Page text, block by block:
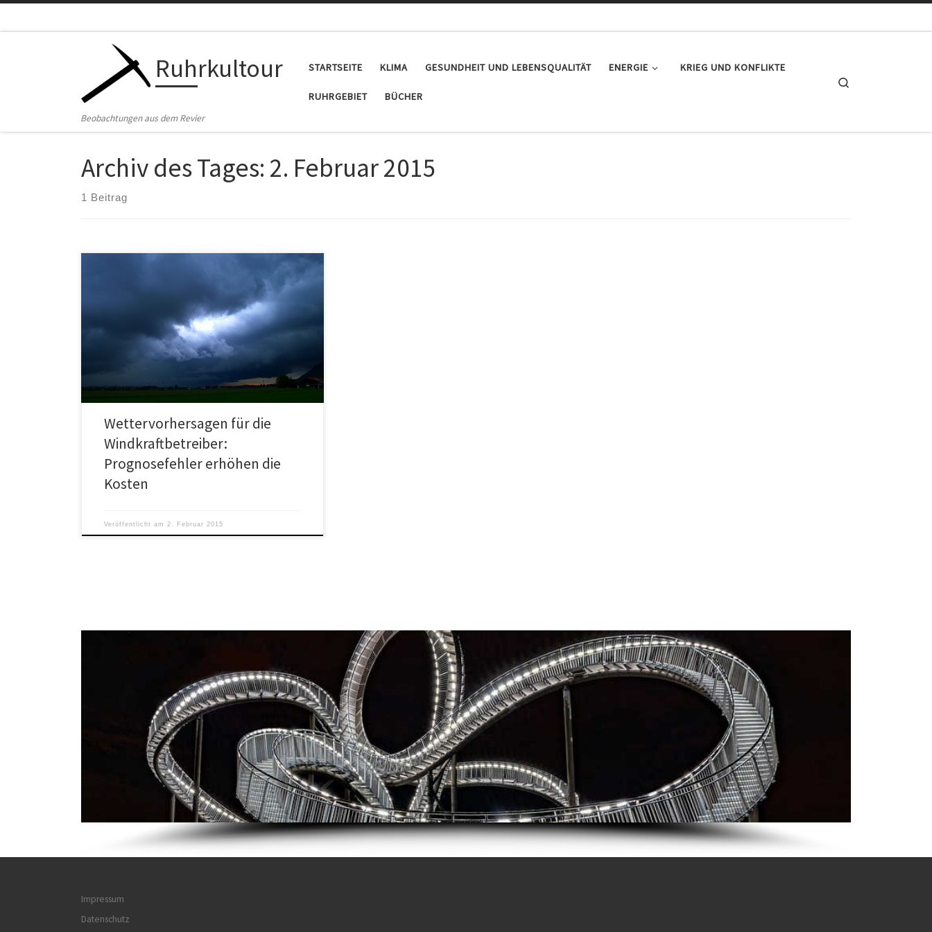
Ruhrkultour
Beobachtungen aus dem Revier
STARTSEITE KLIMA GESUNDHEIT UND LEBENSQUALITÄT ENERGIE KRIEG UND KONFLIKTE
RUHRGEBIET BÜCHER
Archiv des Tages: 2. Februar 2015
1 Beitrag
Netzentgelte: Auf Steigflug programmiert Die
Entwicklung des Wetters hat entscheidenden Einfluss
auf das menschliche Leben, nicht nur mit Blick auf […]
Wettervorhersagen für die
Windkraftbetreiber:
Prognosefehler erhöhen die
Kosten
Veröffentlicht am2. Februar 2015
Impressum
Datenschutz